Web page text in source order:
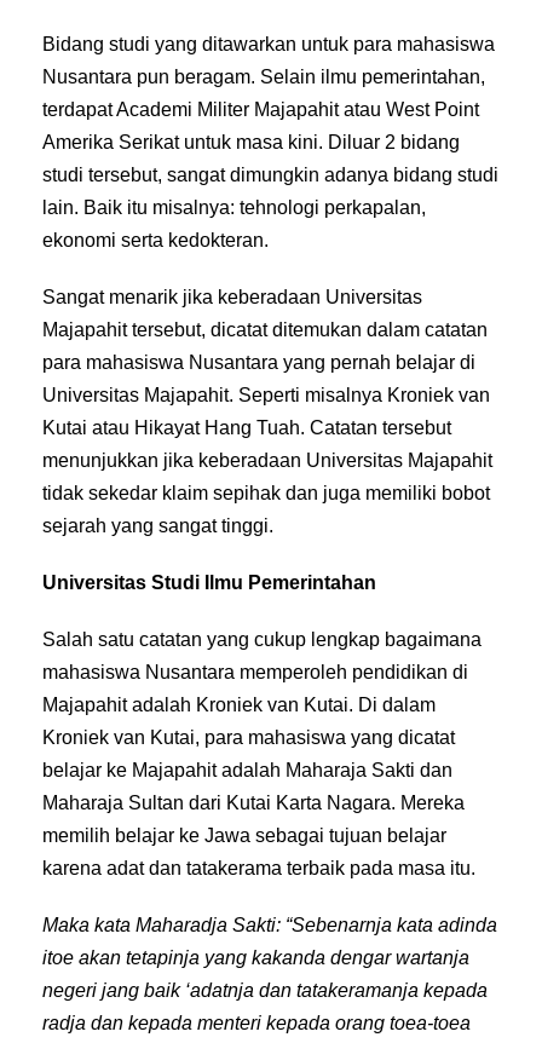
Bidang studi yang ditawarkan untuk para mahasiswa
Nusantara pun beragam. Selain ilmu pemerintahan,
terdapat Academi Militer Majapahit atau West Point
Amerika Serikat untuk masa kini. Diluar 2 bidang
studi tersebut, sangat dimungkin adanya bidang studi
lain. Baik itu misalnya: tehnologi perkapalan,
ekonomi serta kedokteran.
Sangat menarik jika keberadaan Universitas
Majapahit tersebut, dicatat ditemukan dalam catatan
para mahasiswa Nusantara yang pernah belajar di
Universitas Majapahit. Seperti misalnya Kroniek van
Kutai atau Hikayat Hang Tuah. Catatan tersebut
menunjukkan jika keberadaan Universitas Majapahit
tidak sekedar klaim sepihak dan juga memiliki bobot
sejarah yang sangat tinggi.
Universitas Studi Ilmu Pemerintahan
Salah satu catatan yang cukup lengkap bagaimana
mahasiswa Nusantara memperoleh pendidikan di
Majapahit adalah Kroniek van Kutai. Di dalam
Kroniek van Kutai, para mahasiswa yang dicatat
belajar ke Majapahit adalah Maharaja Sakti dan
Maharaja Sultan dari Kutai Karta Nagara. Mereka
memilih belajar ke Jawa sebagai tujuan belajar
karena adat dan tatakerama terbaik pada masa itu.
Maka kata Maharadja Sakti: “Sebenarnja kata adinda
itoe akan tetapinja yang kakanda dengar wartanja
negeri jang baik ‘adatnja dan tatakeramanja kepada
radja dan kepada menteri kepada orang toea-toea